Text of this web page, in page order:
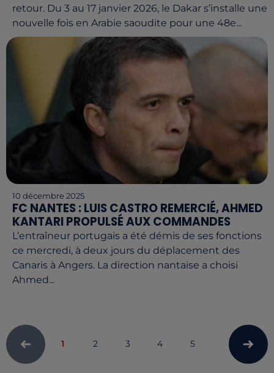
retour. Du 3 au 17 janvier 2026, le Dakar s’installe une
nouvelle fois en Arabie saoudite pour une 48e...
10 décembre 2025
FC NANTES : LUIS CASTRO REMERCIÉ, AHMED
KANTARI PROPULSÉ AUX COMMANDES
L’entraîneur portugais a été démis de ses fonctions
ce mercredi, à deux jours du déplacement des
Canaris à Angers. La direction nantaise a choisi
Ahmed...
1 2 3 4 5